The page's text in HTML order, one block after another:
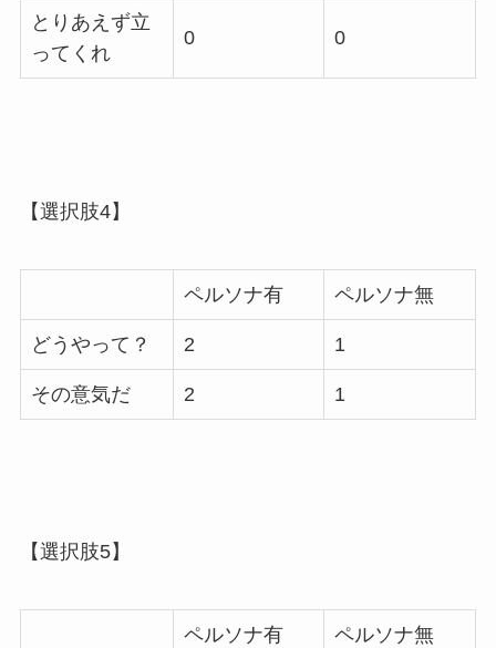
とりあえず立
ってくれ
0 0
【選択肢4】
ペルソナ有 ペルソナ無
どうやって？ 2 1
その意気だ 2 1
【選択肢5】
ペルソナ有 ペルソナ無